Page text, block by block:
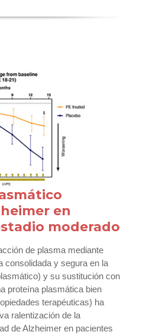
en
moderado
de plasma mediante
consolidada y segura en la
y su sustitución con
proteína plasmática bien
terapéuticas) ha
ralentización de la
de Alzheimer en pacientes